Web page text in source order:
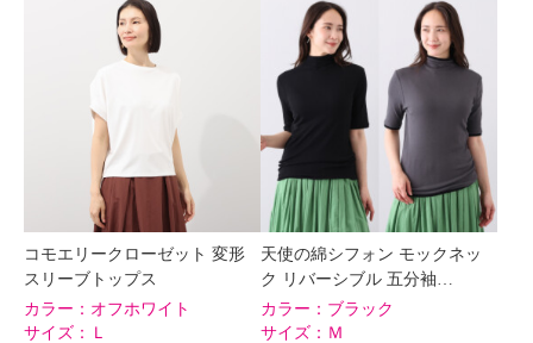
コモエリークローゼット 変形
スリーブトップス
カラー： オフホワイト
サイズ：
Ｌ
天使の綿シフォン モックネッ
ク リバーシブル 五分袖…
カラー： ブラック
サイズ： Ｍ